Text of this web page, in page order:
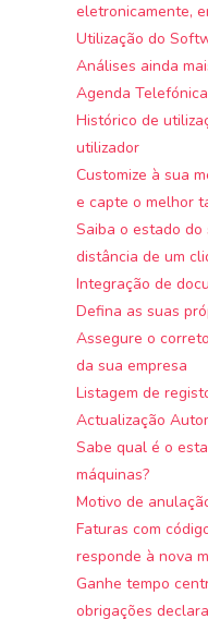
eletronicamente,
Utilização do
Análises ainda
Agenda
Histórico de
utilizador
Customize à sua
e capte o melhor
Saiba o estado do
distância de um
Integração de
Defina as suas
Assegure o
da sua empresa
Listagem de
Actualização
Sabe qual é o
máquinas?
Motivo de
Faturas com
responde à nova
Ganhe tempo
obrigações